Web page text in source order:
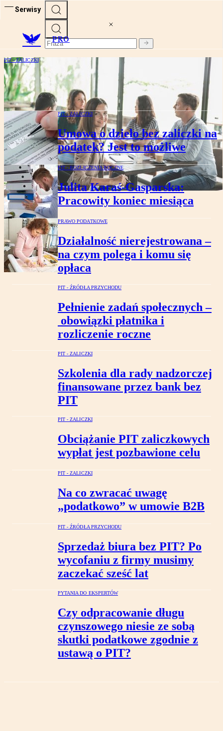
Serwisy
PRO
PIT - ZALICZKI
Czy stypendium stażowe podlega
opodatkowaniu PIT?
PIT - ZALICZKI
Umowa o dzieło bez zaliczki na
podatek? Jest to możliwe
PIT - ROZLICZENIA ROCZNE
Julita Karaś-Gasparska:
Pracowity koniec miesiąca
PRAWO PODATKOWE
Działalność nierejestrowana –
na czym polega i komu się
opłaca
PIT - ŹRÓDŁA PRZYCHODU
Pełnienie zadań społecznych –
obowiązki płatnika i
rozliczenie roczne
PIT - ZALICZKI
Szkolenia dla rady nadzorczej
finansowane przez bank bez
PIT
PIT - ZALICZKI
Obciążanie PIT zaliczkowych
wypłat jest pozbawione celu
PIT - ZALICZKI
Na co zwracać uwagę
„podatkowo” w umowie B2B
PIT - ŹRÓDŁA PRZYCHODU
Sprzedaż biura bez PIT? Po
wycofaniu z firmy musimy
zaczekać sześć lat
PYTANIA DO EKSPERTÓW
Czy odpracowanie długu
czynszowego niesie ze sobą
skutki podatkowe zgodnie z
ustawą o PIT?